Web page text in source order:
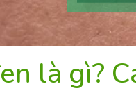
là gì?